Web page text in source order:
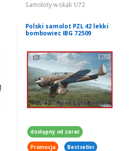
Samoloty w skali 1/72
Polski samolot PZL 42 lekki
bombowiec IBG 72509
dostępny od zaraz
Promocja Bestseller